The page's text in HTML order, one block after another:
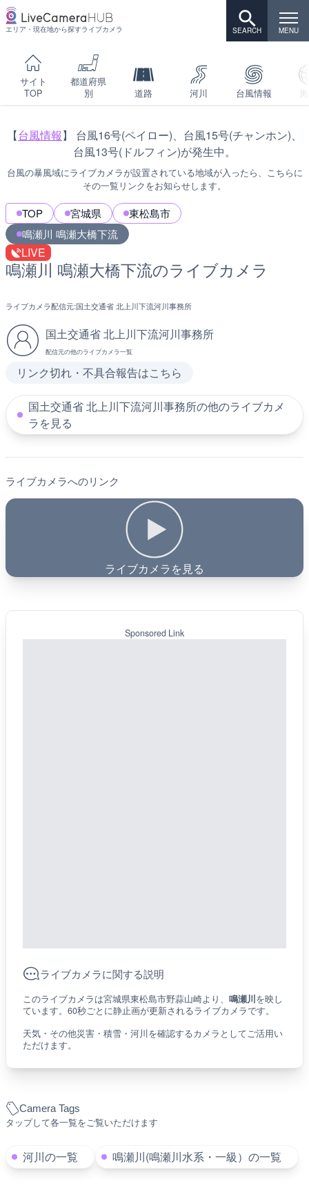
エリア・現在地から探すライブカメラ
サイト
TOP
都道府県
別
道路 河川 台風情報
【台風情報】 台風16号(ペイロー)、台風15号(チャンホン)、
台風13号(ドルフィン)が発生中。
台風の暴風域にライブカメラが設置されている地域が入ったら、こちらに
その一覧リンクをお知らせします。
TOP 宮城県
東松島市
鳴瀬川 鳴瀬大橋下流
LIVE
鳴瀬川 鳴瀬大橋下流のライブカメラ
ライブカメラ配信元:国土交通省 北上川下流河川事務所
国土交通省 北上川下流河川事務所
配信元の他のライブカメラ一覧
リンク切れ・不具合報告はこちら
国土交通省 北上川下流河川事務所の他のライブカメ
ラを見る
ライブカメラへのリンク
ライブカメラを見る
Camera Tags
タップして各一覧をご覧いただけます
河川の一覧 鳴瀬川(鳴瀬川水系・一級）の一覧
Sponsored Link
ライブカメラに関する説明
このライブカメラは宮城県東松島市野蒜山崎より、 鳴瀬川を映し
ています。60秒ごとに静止画が更新されるライブカメラです。
天気・その他災害・積雪・河川を確認するカメラとしてご活用い
ただけます。